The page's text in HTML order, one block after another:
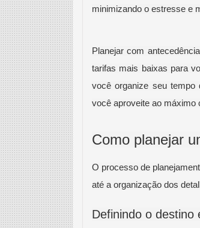
minimizando o estresse e
Planejar com
tarifas mais baixas para
você organize seu tempo
você aproveite ao máximo
Como planejar
O processo de
até a organização dos
Definindo o destino